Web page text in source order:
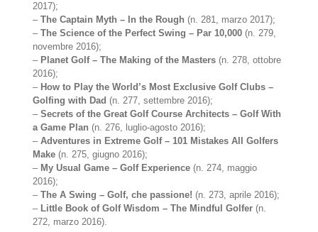
2017);
–The Captain Myth – In the Rough (n. 281, marzo 2017);
–The Science of the Perfect Swing – Par 10,000 (n. 279,
novembre 2016);
– Planet Golf – The Making of the Masters (n. 278, ottobre
2016);
– How to Play the World’s Most Exclusive Golf Clubs –
Golfing with Dad (n. 277, settembre 2016);
–Secrets of the Great Golf Course Architects – Golf With
a Game Plan (n. 276, luglio-agosto 2016);
–Adventures in Extreme Golf – 101 Mistakes All Golfers
Make (n. 275, giugno 2016);
– My Usual Game – Golf Experience (n. 274, maggio
2016);
–The A Swing – Golf, che passione! (n. 273, aprile 2016);
– Little Book of Golf Wisdom – The Mindful Golfer (n.
272, marzo 2016).